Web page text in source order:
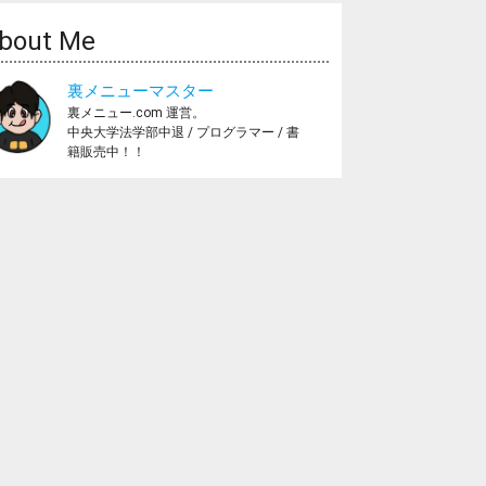
Me
裏メニューマスター
裏メニュー.com 運営。
中央大学法学部中退 / プログラマー / 書
籍販売中！！